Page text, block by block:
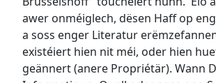
awer onméiglech, dësen Haff op
a soss enger Literatur
existéiert hien nit méi, oder hien
geännert (anere Propriétär). Wann